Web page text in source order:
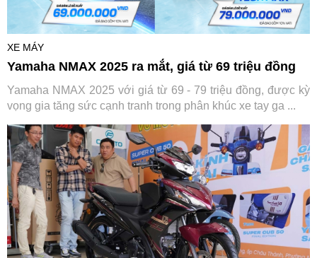
XE MÁY
Yamaha NMAX 2025 ra mắt, giá từ 69 triệu đồng
Yamaha NMAX 2025 với giá từ 69 - 79 triệu đồng, được kỳ
vọng gia tăng sức cạnh tranh trong phân khúc xe tay ga ...